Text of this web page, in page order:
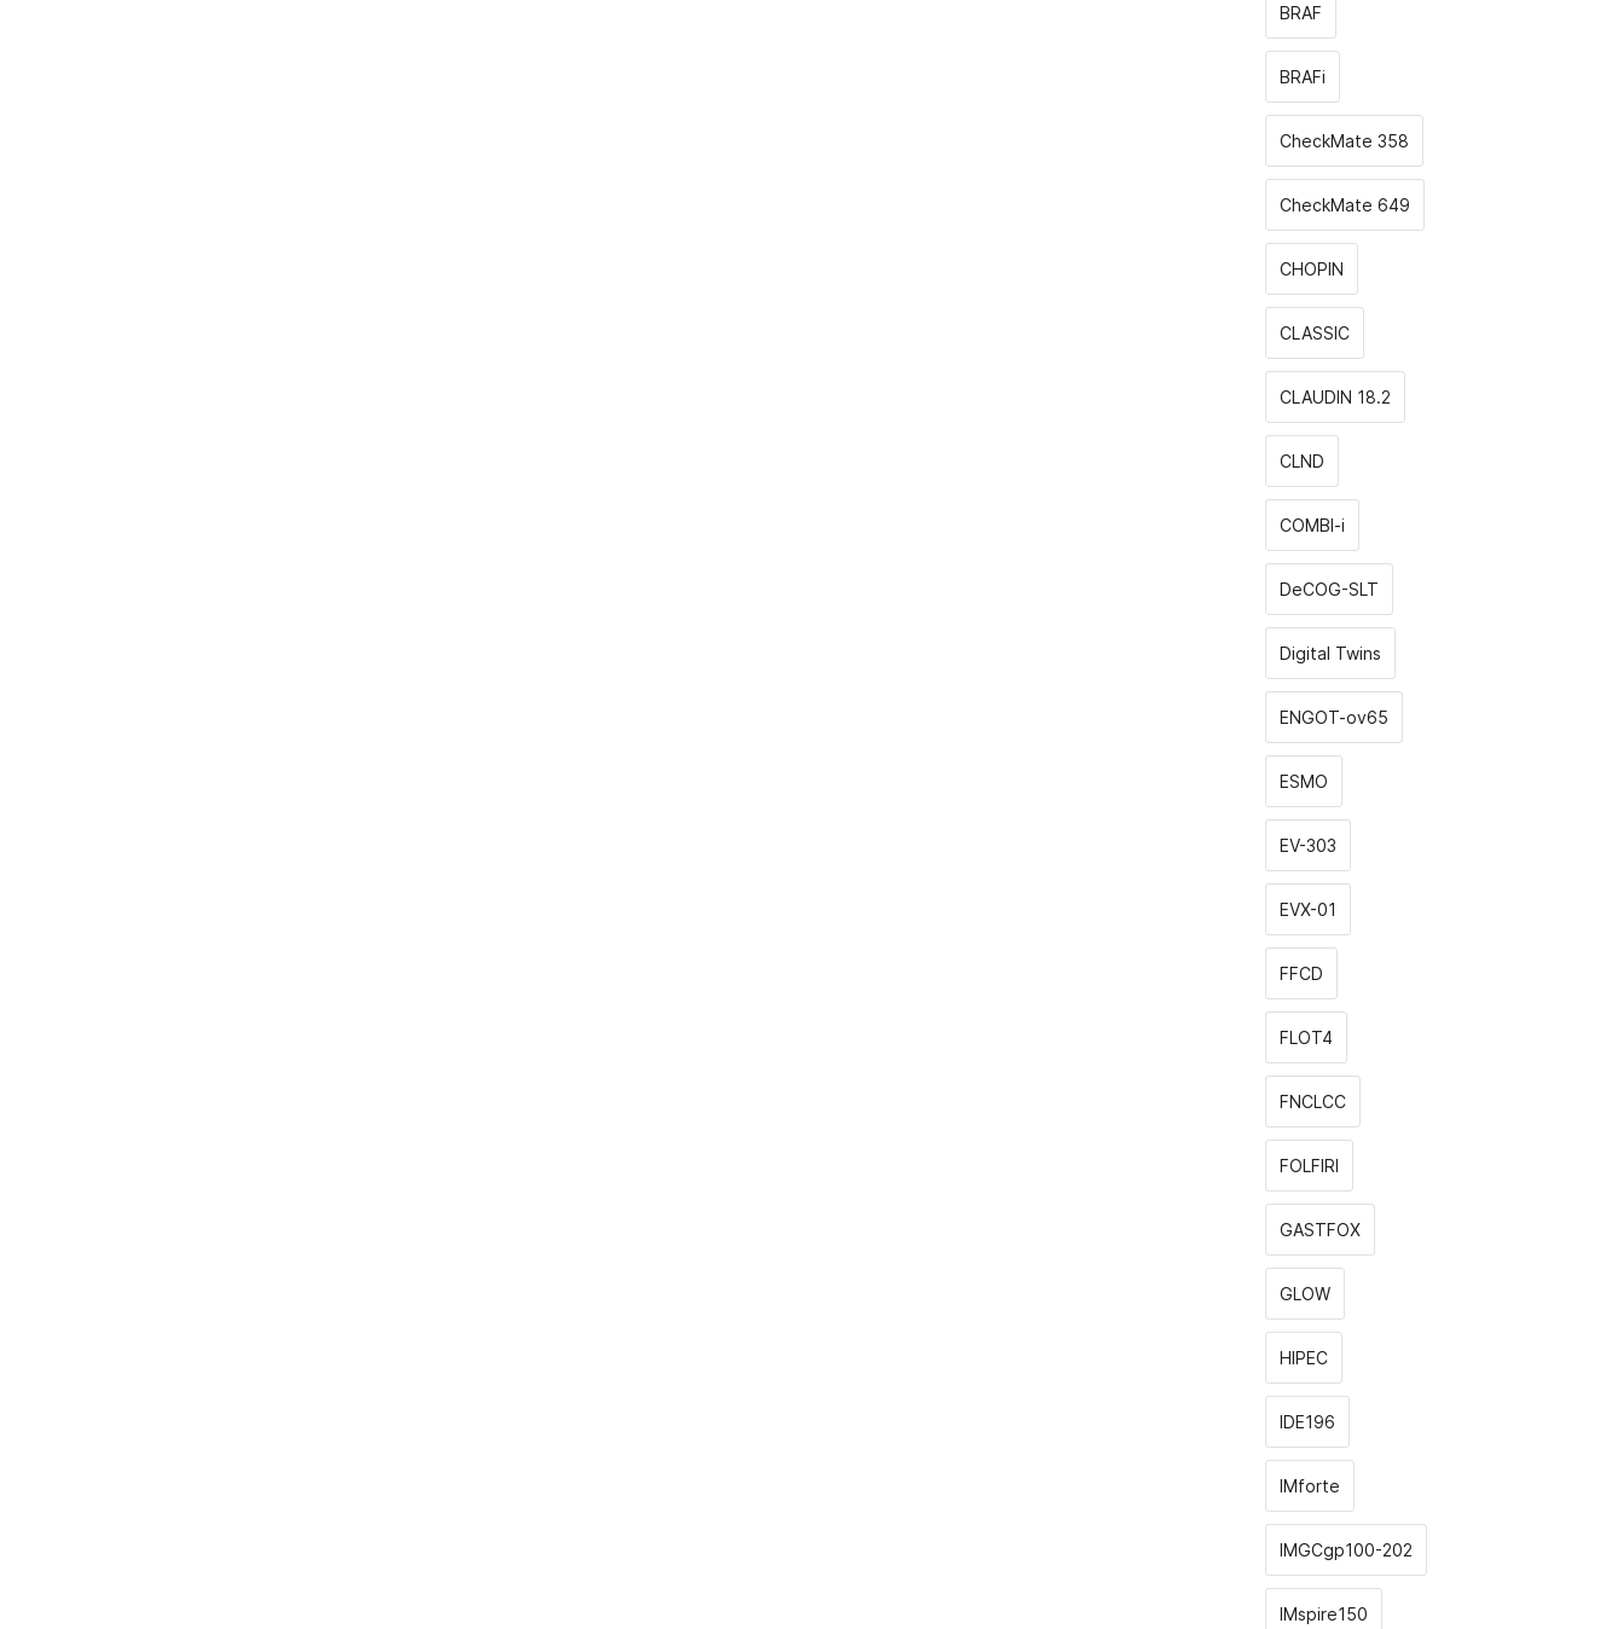
BRAF
BRAFi
CheckMate 358
CheckMate 649
CHOPIN
CLASSIС
CLAUDIN 18.2
CLND
COMBI-i
DeCOG-SLT
Digital Twins
ENGOT-ov65
ESMO
EV-303
EVX-01
FFCD
FLOT4
FNCLCC
FOLFIRI
GASTFOX
GLOW
HIPEC
IDE196
IMforte
IMGCgp100-202
IMspire150